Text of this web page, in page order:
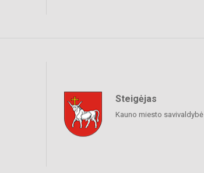
Steigėjas
Kauno miesto savivaldybė